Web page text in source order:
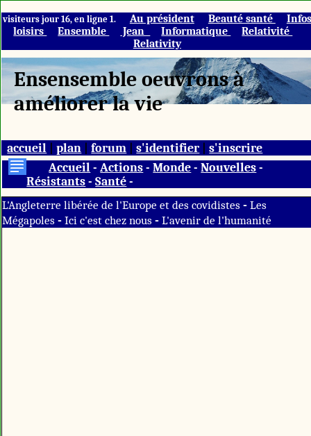
visiteurs jour 16, en ligne 1. Au président Beauté santé
Infos
loisirs
Ensemble Jean Informatique
Relativité
Relativity
Ensensemble oeuvrons à
améliorer la vie
accueil |plan |forum |s'identifier |s'inscrire
Accueil -Actions -Monde -Nouvelles -
Résistants -Santé -
L'Angleterre libérée de l'Europe et des covidistes-Les
Mégapoles-Ici c'est chez nous-L'avenir de l'humanité